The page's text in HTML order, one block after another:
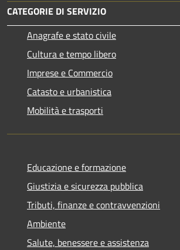
CATEGORIE DI SERVIZIO
Anagrafe e stato civile
Cultura e tempo libero
Imprese e Commercio
Catasto e urbanistica
Mobilità e trasporti
Educazione e formazione
Giustizia e sicurezza pubblica
Tributi, finanze e contravvenzioni
Ambiente
Salute, benessere e assistenza